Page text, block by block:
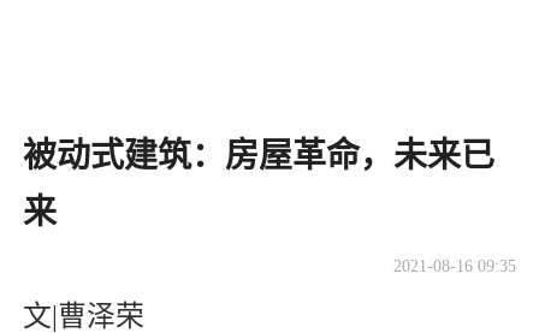
被动式建筑：房屋革命，未来已
来
2021-08-16 09:35
文|曹泽荣